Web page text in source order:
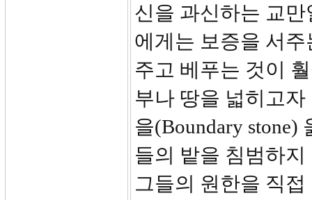
신을 과신하는 교
에게는 보증을 서
주고 베푸는 것이
부나 땅을 넓히고
을(Boundary stone)
들의 밭을 침범하
그들의 원한을 직